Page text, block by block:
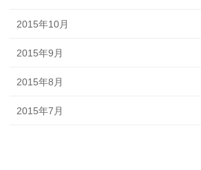
2015年10月
2015年9月
2015年8月
2015年7月